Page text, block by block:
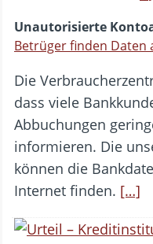
Unautorisierte
Betrüger finden Daten
Die
dass viele
Abbuchungen
informieren. Die
können die
Internet finden. […]